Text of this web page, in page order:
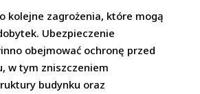
kolejne zagrożenia, które mogą
Ubezpieczenie
obejmować ochronę przed
w tym zniszczeniem
budynku oraz